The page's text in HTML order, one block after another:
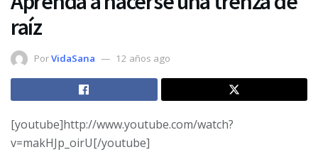
raíz
PorVidaSana 12 años ago
[youtube]http://www.youtube.com/watch?
v=makHJp_oirU[/youtube]